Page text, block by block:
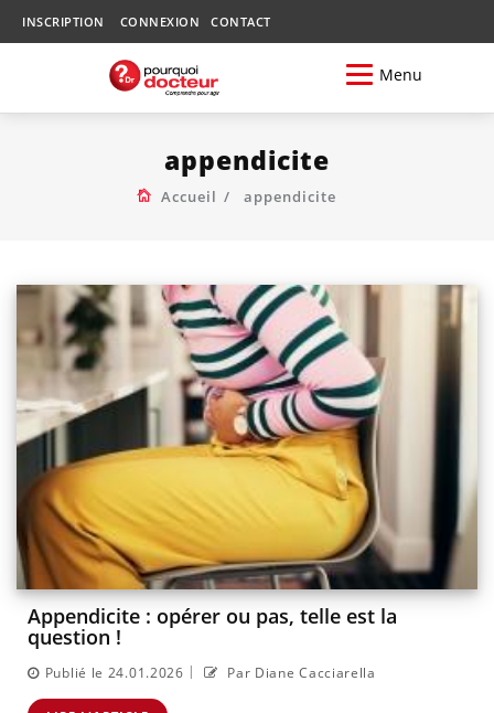
INSCRIPTION CONNEXION CONTACT
Menu
appendicite
Accueil appendicite
Appendicite : opérer ou pas, telle est la
question !
Publié le 24.01.2026 | Par Diane Cacciarella